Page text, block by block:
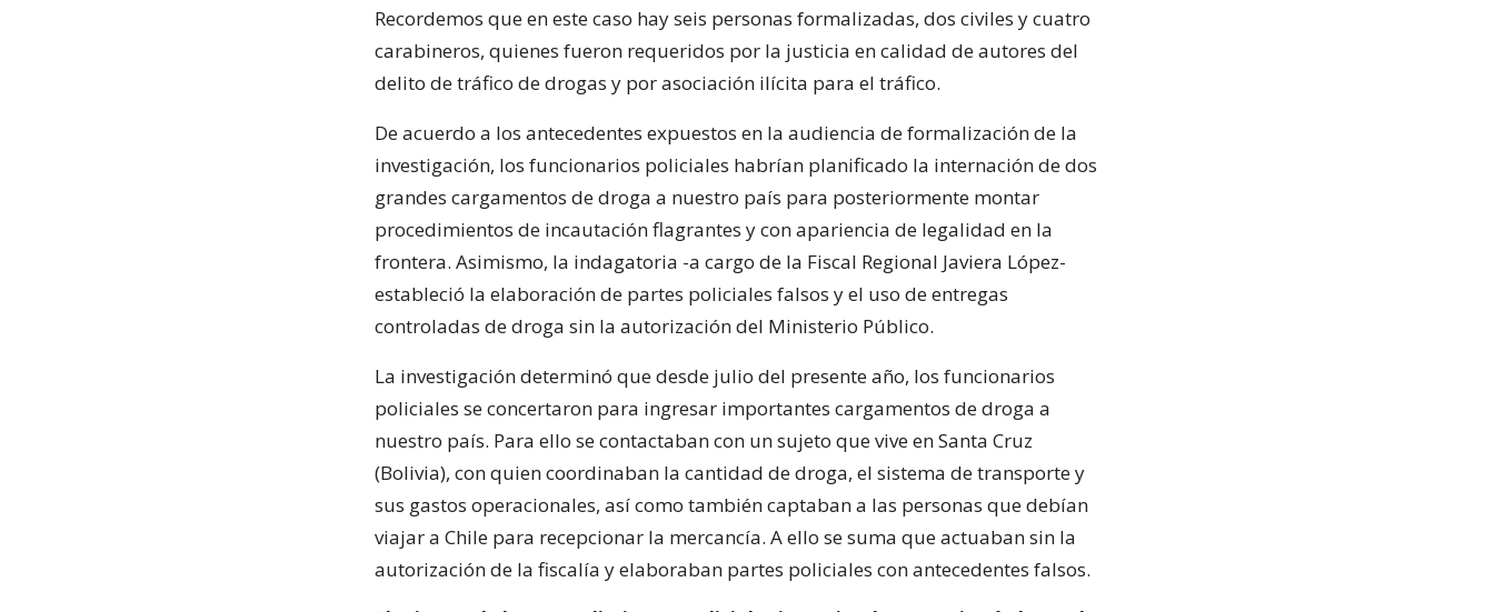
Recordemos que en este caso hay seis personas formalizadas, dos civiles y cuatro
carabineros, quienes fueron requeridos por la justicia en calidad de autores del
delito de tráfico de drogas y por asociación ilícita para el tráfico.
De acuerdo a los antecedentes expuestos en la audiencia de formalización de la
investigación, los funcionarios policiales habrían planificado la internación de dos
grandes cargamentos de droga a nuestro país para posteriormente montar
procedimientos de incautación flagrantes y con apariencia de legalidad en la
frontera. Asimismo, la indagatoria -a cargo de la Fiscal Regional Javiera López-
estableció la elaboración de partes policiales falsos y el uso de entregas
controladas de droga sin la autorización del Ministerio Público.
La investigación determinó que desde julio del presente año, los funcionarios
policiales se concertaron para ingresar importantes cargamentos de droga a
nuestro país. Para ello se contactaban con un sujeto que vive en Santa Cruz
(Bolivia), con quien coordinaban la cantidad de droga, el sistema de transporte y
sus gastos operacionales, así como también captaban a las personas que debían
viajar a Chile para recepcionar la mercancía. A ello se suma que actuaban sin la
autorización de la fiscalía y elaboraban partes policiales con antecedentes falsos.